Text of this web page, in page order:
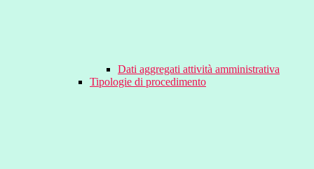
Dati aggregati attività amministrativa
Tipologie di procedimento